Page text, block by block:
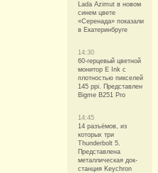
Lada Azimut в новом
синем цвете
«Серенада» показали
в Екатеринбруге
14:30
60-герцевый цветной
монитор E Ink с
плотностью пикселей
145 ppi. Представлен
Bigme B251 Pro
14:45
14 разъёмов, из
которых три
Thunderbolt 5.
Представлена
металлическая док-
станция Keychron